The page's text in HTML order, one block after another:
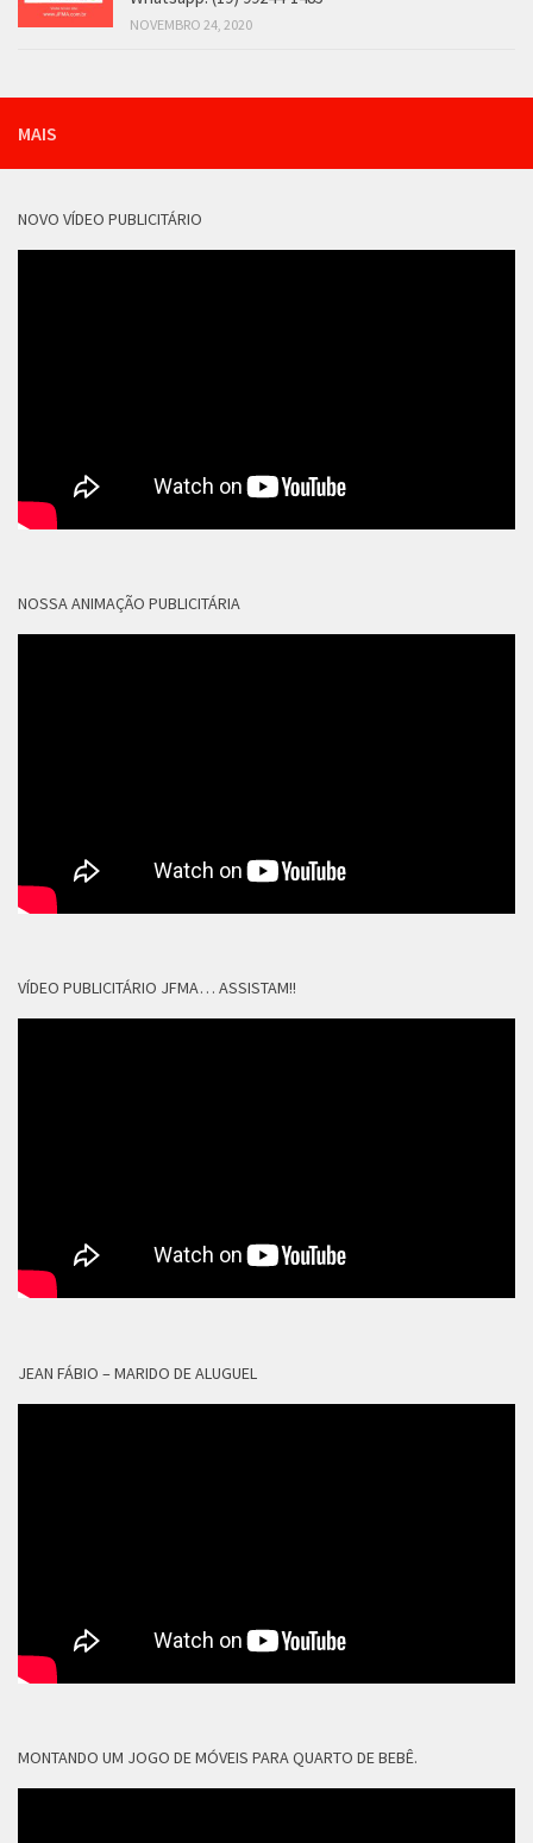
NOVEMBRO 24, 2020
MAIS
NOVO VÍDEO PUBLICITÁRIO
NOSSA ANIMAÇÃO PUBLICITÁRIA
VÍDEO PUBLICITÁRIO JFMA… ASSISTAM!!
JEAN FÁBIO – MARIDO DE ALUGUEL
MONTANDO UM JOGO DE MÓVEIS PARA QUARTO DE BEBÊ.